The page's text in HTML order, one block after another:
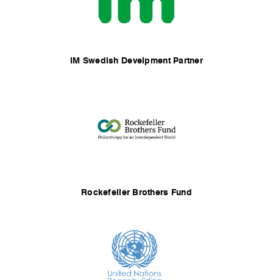
IM Swedish Develpment Partner
Rockefeller Brothers Fund